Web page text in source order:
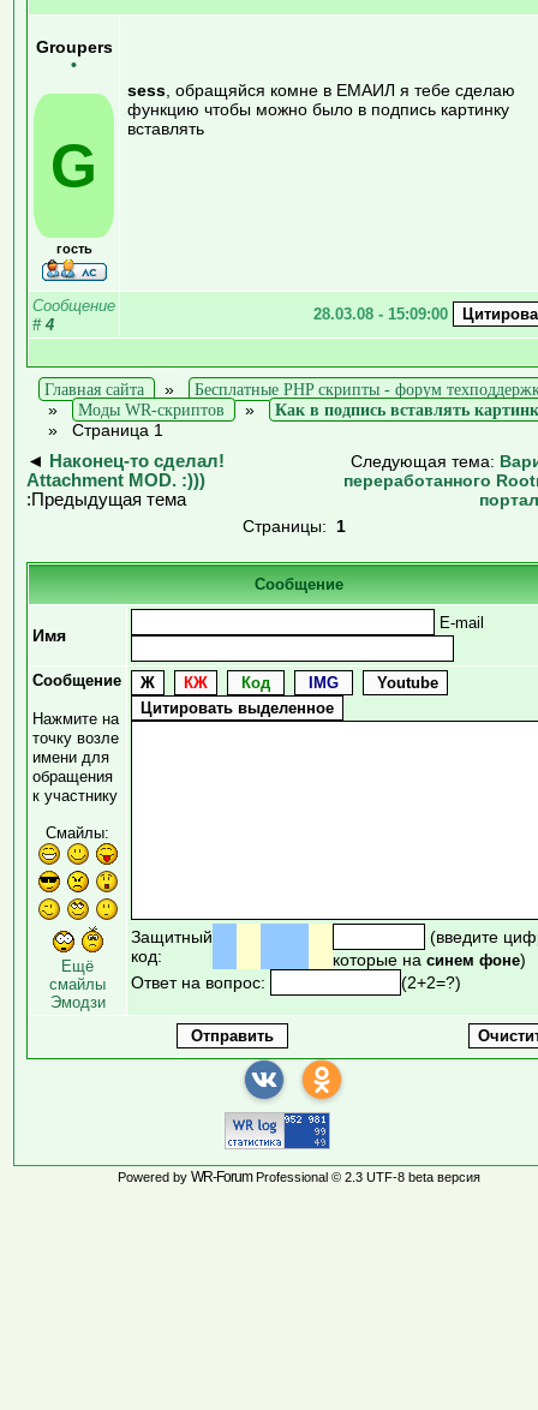
Groupers
•
G
гость
sess , обращяйся комне в ЕМАИЛ я тебе сделаю
функцию чтобы можно было в подпись картинку
вставлять
Сообщение
# 4
28.03.08 - 15:09:00
Главная сайта »
Бесплатные PHP скрипты - форум
»
Моды WR-скриптов »
Как в подпись вставлять
» Страница 1
◄
Наконец-то сделал!
Attachment MOD. :)))
:Предыдущая тема
Следующая тема:
переработанного
Страницы: 1
Сообщение
Имя
E-mail
Сообщение
Нажмите на
точку возле
имени для
обращения
к участнику
Смайлы:
Ещё
смайлы
Эмодзи
Защитный
код:
(введите
которые на синем фоне)
Ответ на вопрос:
(2+2=?)
Powered by WR-ForumProfessional © 2.3 UTF-8 beta версия